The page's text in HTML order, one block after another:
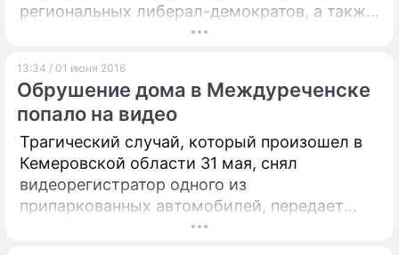
региональных либерал-демократов, а также
поможет унифицировать законодательные
и в Госдуме. О намерениях создать
"законотворческую машину" Дням.Ру
сообщили сразу несколько источников,
близких к руководству ЛДПР.
13:34 / 01 июня 2016
Обрушение дома в Междуреченске
попало на видео
Трагический случай, который произошел в
Кемеровской области 31 мая, снял
видеорегистратор одного из
припаркованных автомобилей, передает
Life.ru. На кадрах видно, как прохожие